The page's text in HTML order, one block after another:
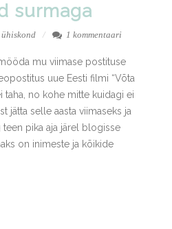
surmaga
1 kommentaari
mu viimase postituse
uue Eesti filmi “Võta
taha, no kohe mitte kuidagi ei
jätta selle aasta viimaseks ja
pika aja järel blogisse
on inimeste ja kõikide